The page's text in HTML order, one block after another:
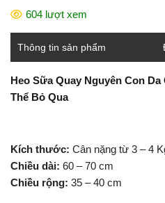
604 lượt xem
Thông tin sản phẩm
Heo Sữa Quay Nguyên Con
Thể Bỏ Qua
Kích thước: Cân nặng từ 3 – 4
Chiều dài: 60 – 70 cm
Chiều rộng: 35 – 40 cm